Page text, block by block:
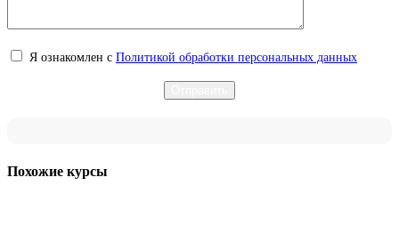
Я ознакомлен с Политикой обработки персональных данных
Похожие курсы